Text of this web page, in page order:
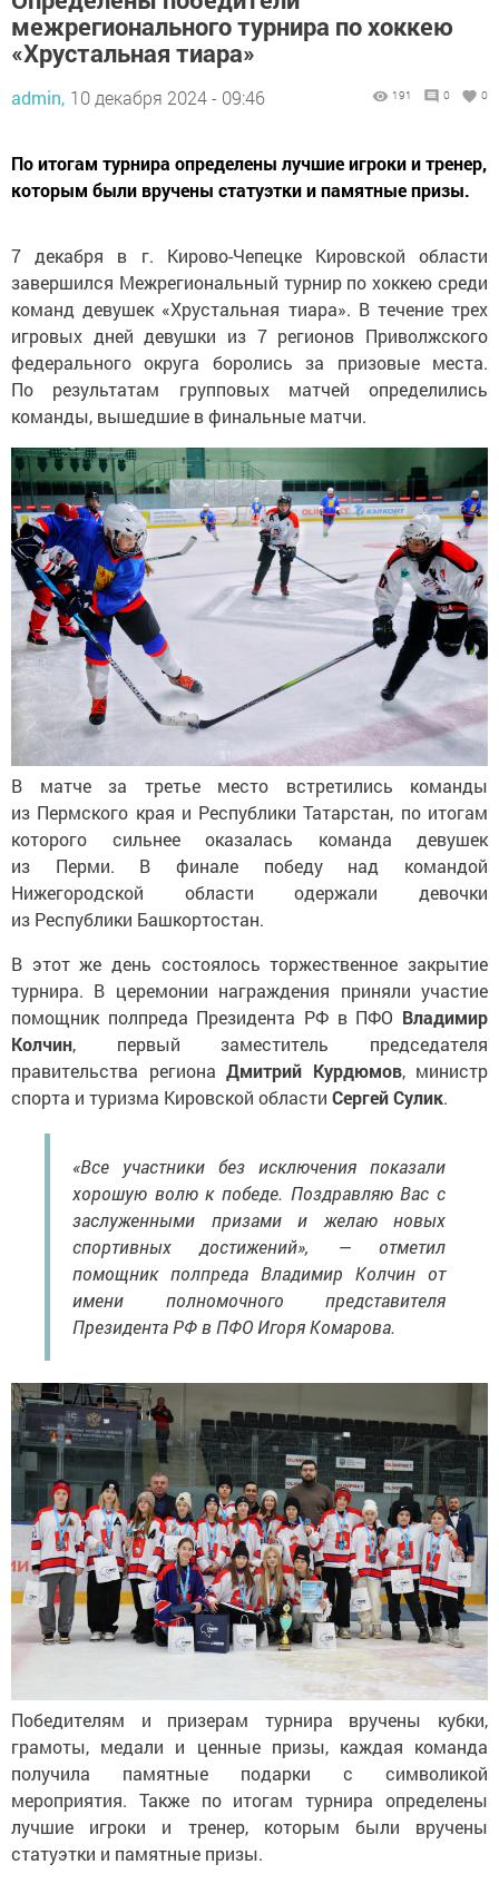
межрегионального турнира по хоккею
«Хрустальная тиара»
admin, 10 декабря 2024 - 09:46 191 0 0
По итогам турнира определены лучшие игроки и тренер,
которым были вручены статуэтки и памятные призы.
7 декабря в г. Кирово-Чепецке Кировской области
завершился Межрегиональный турнир по хоккею среди
команд девушек «Хрустальная тиара». В течение трех
игровых дней девушки из 7 регионов Приволжского
федерального округа боролись за призовые места.
По результатам групповых матчей определились
команды, вышедшие в финальные матчи.
В матче за третье место встретились команды
из Пермского края и Республики Татарстан, по итогам
которого сильнее оказалась команда девушек
из Перми. В финале победу над командой
Нижегородской области одержали девочки
из Республики Башкортостан.
В этот же день состоялось торжественное закрытие
турнира. В церемонии награждения приняли участие
помощник полпреда Президента РФ в ПФО Владимир
Колчин, первый заместитель председателя
правительства региона Дмитрий Курдюмов, министр
спорта и туризма Кировской области Сергей Сулик.
«Все участники без исключения показали
хорошую волю к победе. Поздравляю Вас с
заслуженными призами и желаю новых
спортивных достижений», — отметил
помощник полпреда Владимир Колчин от
имени полномочного представителя
Президента РФ в ПФО Игоря Комарова.
Победителям и призерам турнира вручены кубки,
грамоты, медали и ценные призы, каждая команда
получила памятные подарки с символикой
мероприятия. Также по итогам турнира определены
лучшие игроки и тренер, которым были вручены
статуэтки и памятные призы.